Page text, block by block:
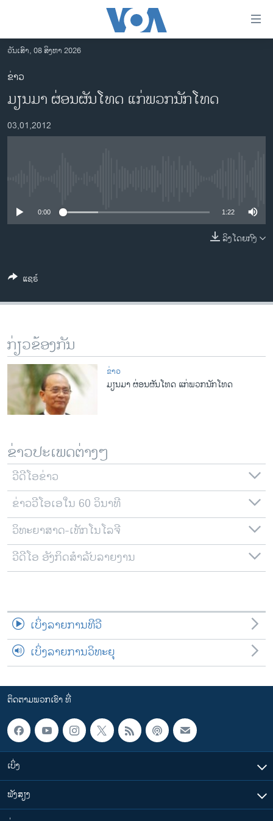
ເຂົ້າ
ຫາ
ຂ້າມ
ຂ້າມ
ຂ້າມ
ໄປ
ອາເມຣິກາ
ການເລືອກຕັ້ງ ປະທານາທີບໍດີ ສະຫະລັດ 2024
ອິດສະຫຼະພາບດ້ານການຂ່າວ
ວິທະຍາສາດ-ເທັກໂນໂລຈີ
ທຸລະກິດ
ວີດີໂອ
ສຽງ
ລາຍການກະຈາຍສຽງ
ລາຍງານ
ຕິດຕາມພວກເຮົາ ທີ່
ພາສາຕ່າງໆ
ວັນເສົາ, 08 ສິງຫາ 2026
ຂ່າວ
ມຽນມາ ຜ່ອນຜັນ​ໂທດ ​ແກ່ພວກ​ນັກ​ໂທດ​
03,01,2012
0:00 1:22
ລິງໂດຍກົງ
ແຊຣ໌
ກ່ຽວຂ້ອງກັນ
ຂ່າວ
ມຽນມາ ຜ່ອນຜັນ​ໂທດ ​ແກ່ພວກ​ນັກ​ໂທດ​
ຂ່າວປະເພດຕ່າງໆ
ວີດີໂອຂ່າວ
ຂ່າວວີໂອເອໃນ 60 ວິນາທີ
ວິທະຍາສາດ-ເທັກໂນໂລຈີ
ວີດີໂອ ອັງກິດສຳລັບລາຍງານ
ເບິ່ງລາຍການທີວີ
ເບິ່ງລາຍການວິທະຍຸ
ຕິດຕາມພວກເຮົາ ທີ່
ເບິ່ງ
ຟັງສຽງ